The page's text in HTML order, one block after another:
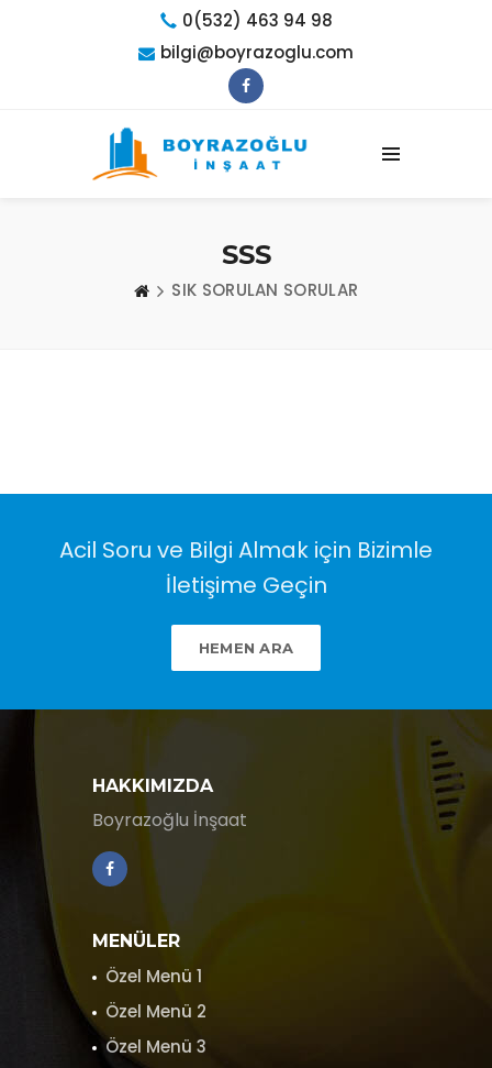
0(532) 463 94 98
bilgi@boyrazoglu.com
SSS
SIK SORULAN SORULAR
Acil Soru ve Bilgi Almak için Bizimle
İletişime Geçin
HEMEN ARA
HAKKIMIZDA
Boyrazoğlu İnşaat
MENÜLER
Özel Menü 1
Özel Menü 2
Özel Menü 3